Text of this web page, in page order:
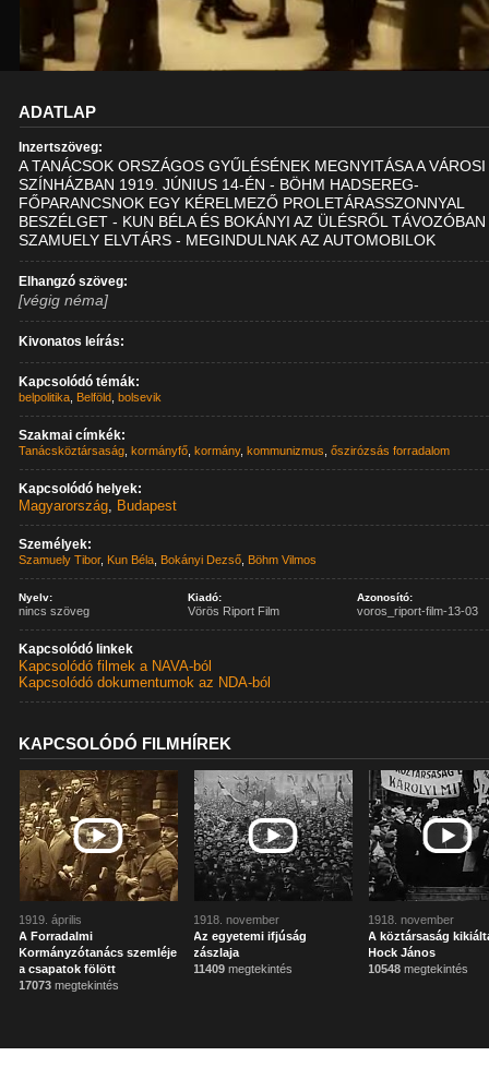
ADATLAP
Inzertszöveg:
A TANÁCSOK ORSZÁGOS GYŰLÉSÉNEK MEGNYITÁSA A VÁROSI
SZÍNHÁZBAN 1919. JÚNIUS 14-ÉN - BÖHM HADSEREG-
FŐPARANCSNOK EGY KÉRELMEZŐ PROLETÁRASSZONNYAL
BESZÉLGET - KUN BÉLA ÉS BOKÁNYI AZ ÜLÉSRŐL
SZAMUELY ELVTÁRS - MEGINDULNAK AZ AUTOMOBILOK
Elhangzó szöveg:
[végig néma]
Kivonatos leírás:
Kapcsolódó témák:
belpolitika Belföld ,bolsevik
Szakmai címkék:
Tanácsköztársaság ,kormányfő ,kormány,kommunizmus ,őszirózsás forradalom
Kapcsolódó helyek:
Magyarország, Budapest
Személyek:
Szamuely Tibor, Kun Béla Bokányi Dezső Böhm Vilmos
Nyelv:
nincs szöveg
Kiadó:
Vörös Riport Film
Azonosító:
voros_riport-film-13-03
Kapcsolódó linkek
Kapcsolódó filmek a NAVA-ból
Kapcsolódó dokumentumok az NDA-ból
KAPCSOLÓDÓ FILMHÍREK
1919. április
A Forradalmi
Kormányzótanács szemléje
a csapatok fölött
17073 megtekintés
1918. november
Az egyetemi ifjúság
zászlaja
11409 megtekintés
1918. november
A köztársaság
Hock János
10548 megtekintés